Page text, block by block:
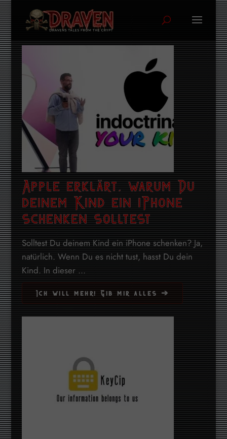
Apple erklärt, warum Du
deinem Kind ein iPhone
schenken solltest
Solltest Du deinem Kind ein iPhone schenken? Ja,
natürlich. Wenn Du es nicht tust, hasst Du dein
Kind. In dieser ...
Ich will mehr! Gib mir alles ➔